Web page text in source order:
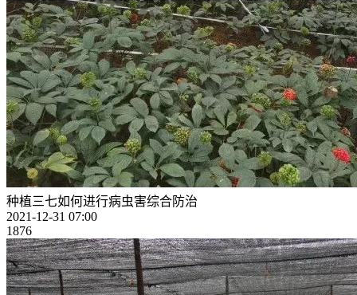
种植三七如何进行病虫害综合防治
2021-12-31 07:00
1876